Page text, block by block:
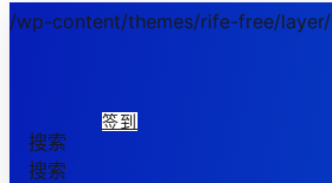
/wp-content/themes/rife-free/layer/
签到
搜索
搜索